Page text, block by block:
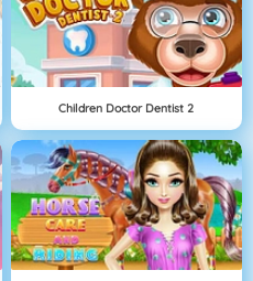
Children Doctor Dentist 2